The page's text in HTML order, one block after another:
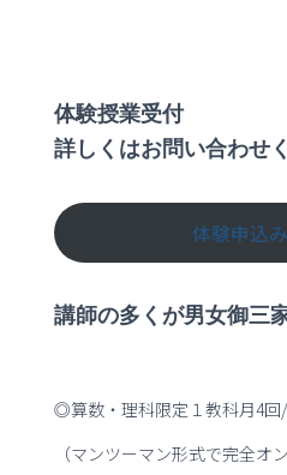
体験授業受付
詳しくはお問い合わせ
体験申込
講師の多くが男女御三
◎算数・理科限定１教科月4回
（マンツーマン形式で完全オ